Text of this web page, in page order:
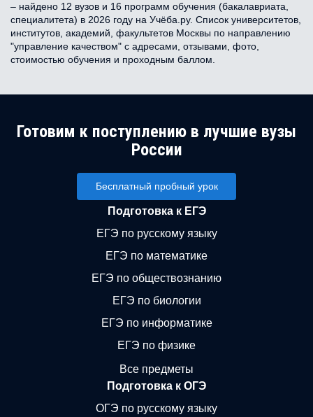
– найдено 12 вузов и 16 программ обучения (бакалавриата,
специалитета) в 2026 году на Учёба.ру. Список университетов,
институтов, академий, факультетов Москвы по направлению
"управление качеством" с адресами, отзывами, фото,
стоимостью обучения и проходным баллом.
Готовим к поступлению в лучшие вузы
России
Бесплатный пробный урок
Подготовка к ЕГЭ
ЕГЭ по русскому языку
ЕГЭ по математике
ЕГЭ по обществознанию
ЕГЭ по биологии
ЕГЭ по информатике
ЕГЭ по физике
Все предметы
Подготовка к ОГЭ
ОГЭ по русскому языку